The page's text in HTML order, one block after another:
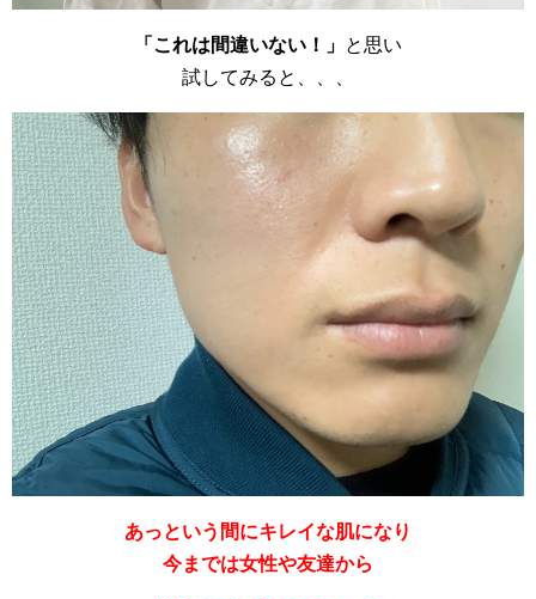
「これは間違いない！」 と思い
試してみると、、、
あっという間にキレイな肌になり
今までは女性や友達から